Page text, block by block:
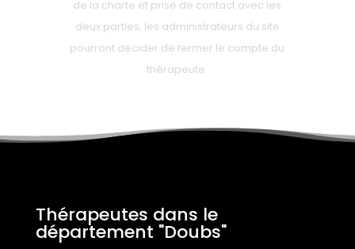
de la charte et prise de contact avec les
deux parties, les administrateurs du site
pourront décider de fermer le compte du
thérapeute.
Thérapeutes dans le
département "Doubs"